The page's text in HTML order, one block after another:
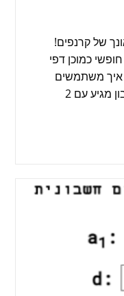
של קרנפים!
כמוכן דפי
איך משתמשים
במחשבון החיבור במאונך: המחשבון מגיע עם 2